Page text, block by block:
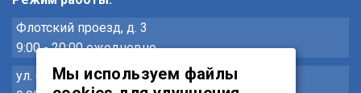
Флотский проезд, д. 3
9:00 - 20:00 ежедневно
ул. Октябрьская, д. 10
Мы используем файлы